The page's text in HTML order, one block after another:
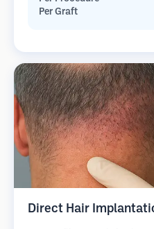
guérison plus rapide par
en bandelette.
Per Graft
Direct Hair